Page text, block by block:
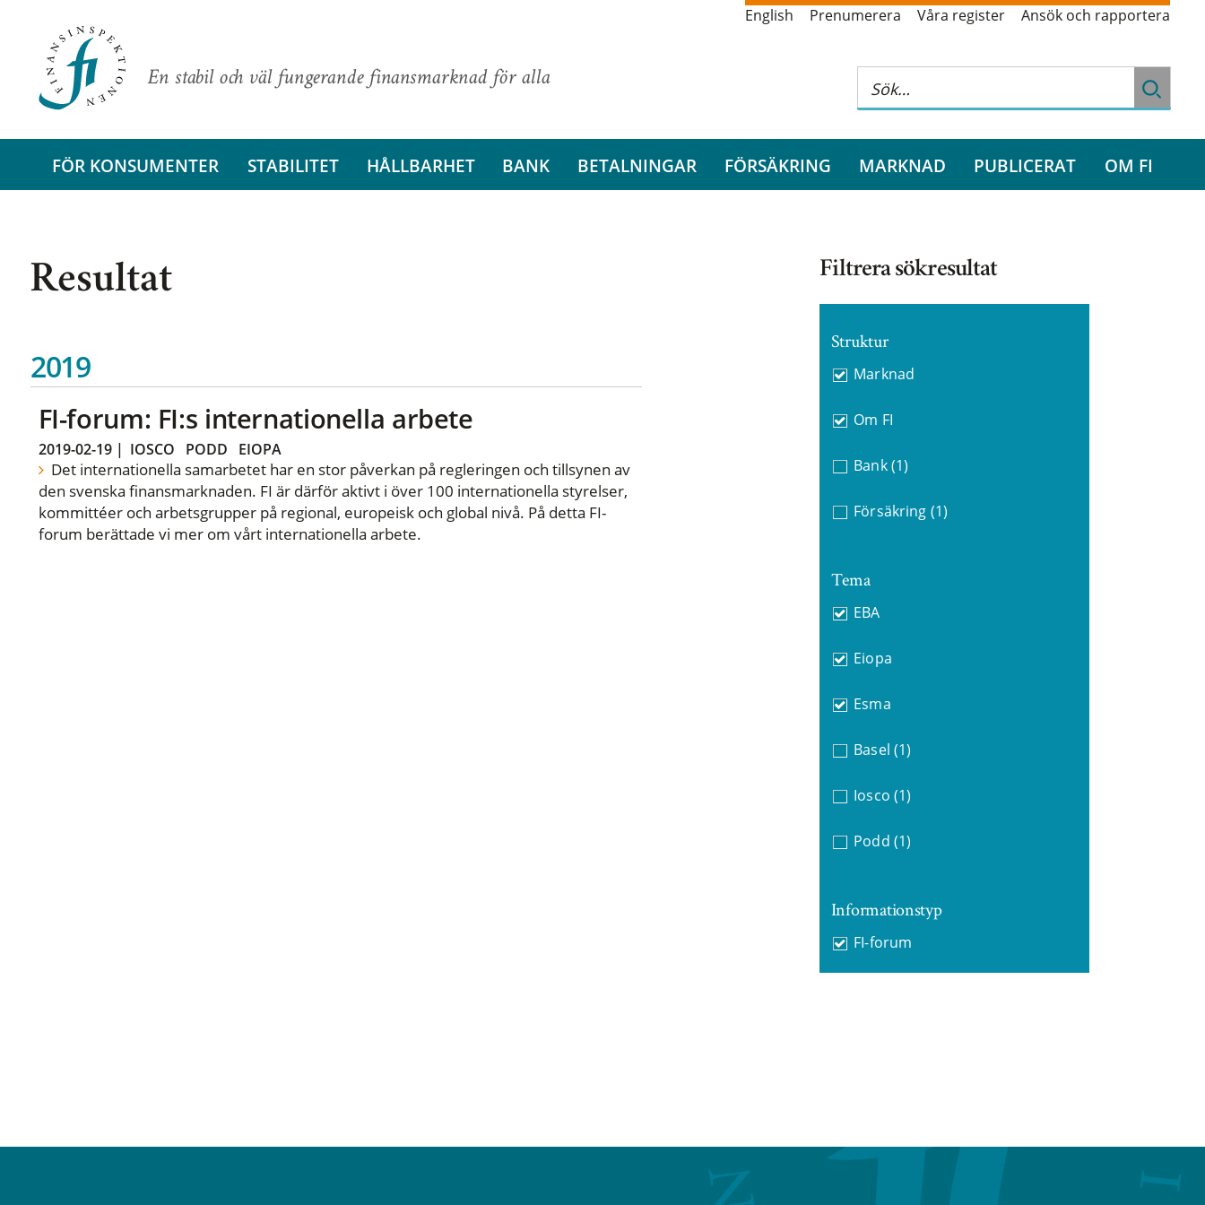
En stabil och väl fungerande finansmarknad för alla
English Prenumerera Våra register Ansök och rapportera
FÖR KONSUMENTER STABILITET HÅLLBARHET BANK BETALNINGAR FÖRSÄKRING MARKNAD PUBLICERAT OM FI
Resultat
2019
FI-forum: FI:s internationella arbete
2019-02-19| IOSCO PODD EIOPA
Det internationella samarbetet har en stor påverkan på regleringen och tillsynen av
den svenska finansmarknaden. FI är därför aktivt i över 100 internationella styrelser,
kommittéer och arbetsgrupper på regional, europeisk och global nivå. På detta FI-
forum berättade vi mer om vårt internationella arbete.
Filtrera sökresultat
Struktur
Marknad
Om FI
Bank (1)
Försäkring (1)
Tema
EBA
Eiopa
Esma
Basel (1)
Iosco (1)
Podd (1)
Informationstyp
FI-forum